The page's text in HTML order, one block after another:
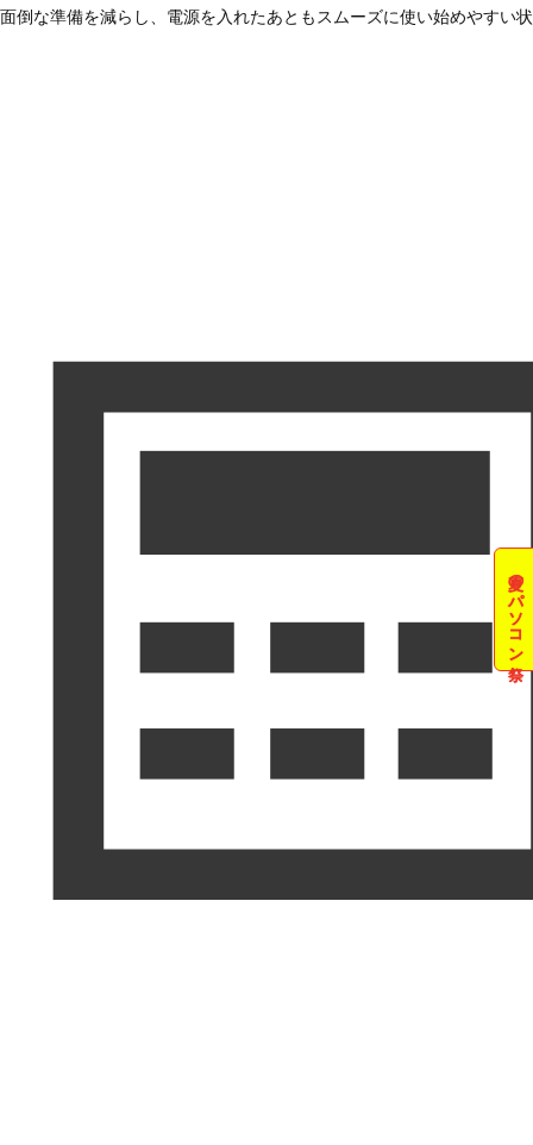
夏のパソコン祭
面倒な準備を減らし、電源を入れたあともスムーズに使い始めやすい